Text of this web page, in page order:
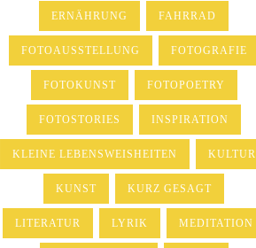
ERNÄHRUNG FAHRRAD
FOTOAUSSTELLUNG FOTOGRAFIE
FOTOKUNST FOTOPOETRY
FOTOSTORIES INSPIRATION
KLEINE LEBENSWEISHEITEN KULTUR
KUNST KURZ GESAGT
LITERATUR LYRIK MEDITATION